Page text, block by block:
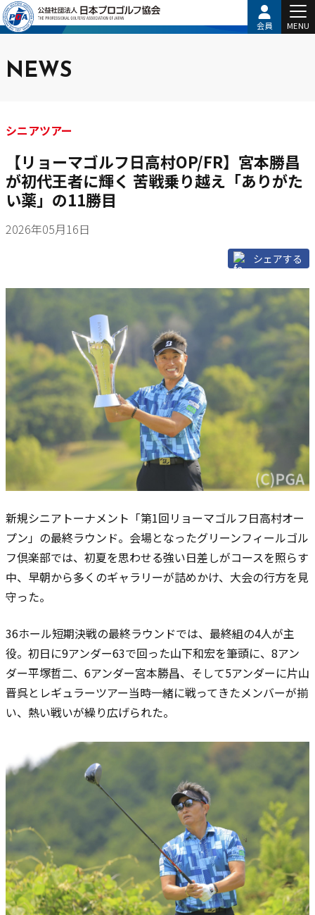
会員 MENU
NEWS
シニアツアー
【リョーマゴルフ日高村OP/FR】宮本勝昌
が初代王者に輝く 苦戦乗り越え「ありがた
い薬」の11勝目
2026年05月16日
シェアする
新規シニアトーナメント「第1回リョーマゴルフ日高村オー
プン」の最終ラウンド。会場となったグリーンフィールゴル
フ倶楽部では、初夏を思わせる強い日差しがコースを照らす
中、早朝から多くのギャラリーが詰めかけ、大会の行方を見
守った。
36ホール短期決戦の最終ラウンドでは、最終組の4人が主
役。初日に9アンダー63で回った山下和宏を筆頭に、8アン
ダー平塚哲二、6アンダー宮本勝昌、そして5アンダーに片山
晋呉とレギュラーツアー当時一緒に戦ってきたメンバーが揃
い、熱い戦いが繰り広げられた。